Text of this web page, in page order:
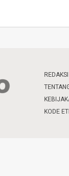
REDAKSI
KODE